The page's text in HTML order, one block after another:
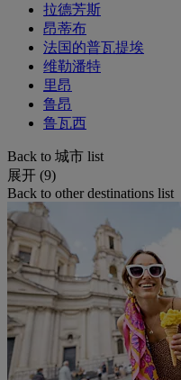
拉德芳斯
昂蒂布
法国的普瓦提埃
维勒潘特
里昂
鲁昂
鲁瓦西
Back to 城市 list
展开 (9)
Back to other destinations list